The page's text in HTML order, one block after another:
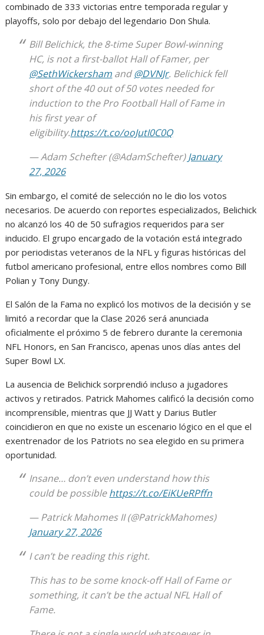
combinado de 333 victorias entre temporada regular y
playoffs, solo por debajo del legendario Don Shula.
Bill Belichick, the 8-time Super Bowl-winning
HC, is not a first-ballot Hall of Famer, per
@SethWickersham and@DVNJr. Belichick fell
short of the 40 out of 50 votes needed for
induction to the Pro Football Hall of Fame in
his first year of
eligibility.https://t.co/ooJutI0C0Q
— Adam Schefter (@AdamSchefter)January
27, 2026
Sin embargo, el comité de selección no le dio los votos
necesarios. De acuerdo con reportes especializados, Belichick
no alcanzó los 40 de 50 sufragios requeridos para ser
inducido. El grupo encargado de la votación está integrado
por periodistas veteranos de la NFL y figuras históricas del
futbol americano profesional, entre ellos nombres como Bill
Polian y Tony Dungy.
El Salón de la Fama no explicó los motivos de la decisión y se
limitó a recordar que la Clase 2026 será anunciada
oficialmente el próximo 5 de febrero durante la ceremonia
NFL Honors, en San Francisco, apenas unos días antes del
Super Bowl LX.
La ausencia de Belichick sorprendió incluso a jugadores
activos y retirados. Patrick Mahomes calificó la decisión como
incomprensible, mientras que JJ Watt y Darius Butler
coincidieron en que no existe un escenario lógico en el que el
exentrenador de los Patriots no sea elegido en su primera
oportunidad.
Insane… don’t even understand how this
could be possiblehttps://t.co/EiKUeRPffn
— Patrick Mahomes II (@PatrickMahomes)
January 27, 2026
I can’t be reading this right.
This has to be some knock-off Hall of Fame or
something, it can’t be the actual NFL Hall of
Fame.